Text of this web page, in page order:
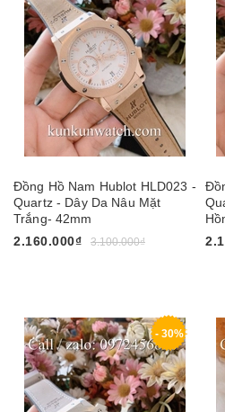
Đồng Hồ Nam Hublot HLD023 -
Quartz - Dây Da Nâu Mặt
Trắng- 42mm
2.160.000₫
3.100.000₫
- 30%